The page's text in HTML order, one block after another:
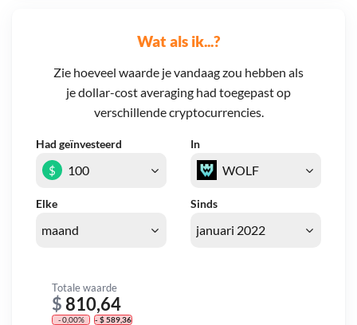
Wat als ik...?
Zie hoeveel waarde je vandaag zou hebben als
je dollar-cost averaging had toegepast op
verschillende cryptocurrencies.
Had geïnvesteerd In
Elke Sinds
$
Totale waarde
$ 810,64
- 0,00% - $ 589,36